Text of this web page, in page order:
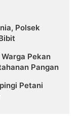
Polsek
Pekan
Pangan
Petani